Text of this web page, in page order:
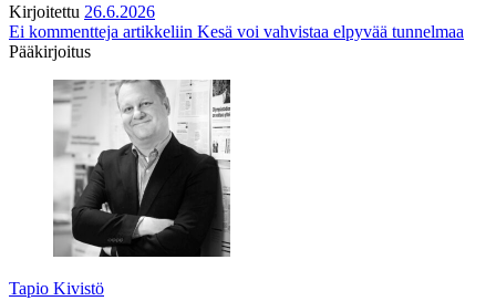
Kirjoitettu 26.6.2026
Ei kommentteja artikkeliin Kesä voi vahvistaa elpyvää tunnelmaa
Pääkirjoitus
Tapio Kivistö